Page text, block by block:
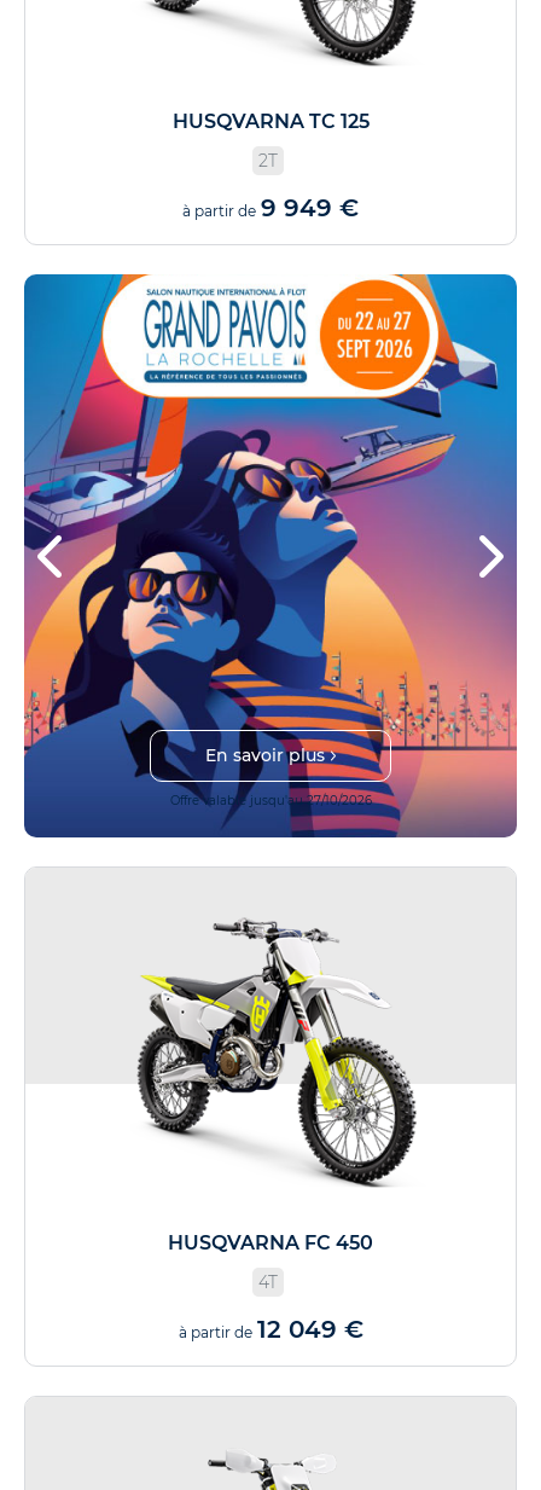
HUSQVARNA TC 125
2T
à partir de 9 949 €
En savoir plus
Offre valable jusqu'au 27/10/2026
HUSQVARNA FC 450
4T
à partir de 12 049 €